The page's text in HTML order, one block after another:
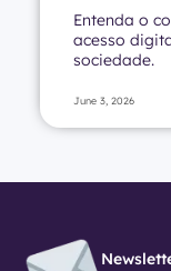
Entenda o
acesso
sociedade.
June 3, 2026